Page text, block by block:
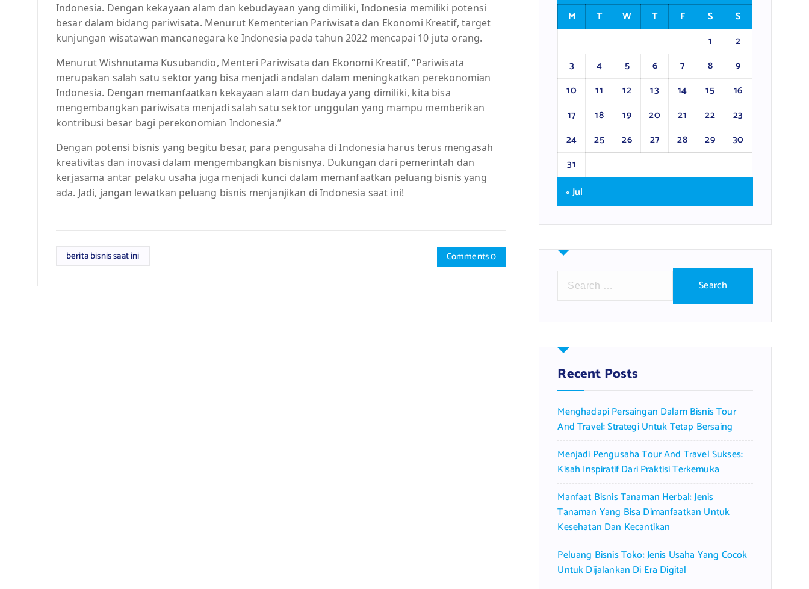
Indonesia. Dengan kekayaan alam dan kebudayaan yang dimiliki, Indonesia memiliki potensi
besar dalam bidang pariwisata. Menurut Kementerian Pariwisata dan Ekonomi Kreatif, target
kunjungan wisatawan mancanegara ke Indonesia pada tahun 2022 mencapai 10 juta orang.
Menurut Wishnutama Kusubandio, Menteri Pariwisata dan Ekonomi Kreatif, “Pariwisata
merupakan salah satu sektor yang bisa menjadi andalan dalam meningkatkan perekonomian
Indonesia. Dengan memanfaatkan kekayaan alam dan budaya yang dimiliki, kita bisa
mengembangkan pariwisata menjadi salah satu sektor unggulan yang mampu memberikan
kontribusi besar bagi perekonomian Indonesia.”
Dengan potensi bisnis yang begitu besar, para pengusaha di Indonesia harus terus mengasah
kreativitas dan inovasi dalam mengembangkan bisnisnya. Dukungan dari pemerintah dan
kerjasama antar pelaku usaha juga menjadi kunci dalam memanfaatkan peluang bisnis yang
ada. Jadi, jangan lewatkan peluang bisnis menjanjikan di Indonesia saat ini!
berita bisnis saat ini Comments 0
M
T W T F S
S
1
2
3
4 5 6 7 8
9
10
11 12 13 14 15
16
17
18 19 20 21 22
23
24
25 26 27 28 29
30
31
« Jul
r
h
f
o
:
Recent Posts
Menghadapi Persaingan Dalam Bisnis Tour
And Travel: Strategi Untuk Tetap Bersaing
Menjadi Pengusaha Tour And Travel Sukses:
Kisah Inspiratif Dari Praktisi Terkemuka
Manfaat Bisnis Tanaman Herbal: Jenis
Tanaman Yang Bisa Dimanfaatkan Untuk
Kesehatan Dan Kecantikan
Peluang Bisnis Toko: Jenis Usaha Yang Cocok
Untuk Dijalankan Di Era Digital